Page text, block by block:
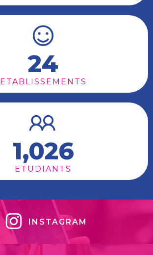
24
ETABLISSEMENTS
1,026
ETUDIANTS
INSTAGRAM